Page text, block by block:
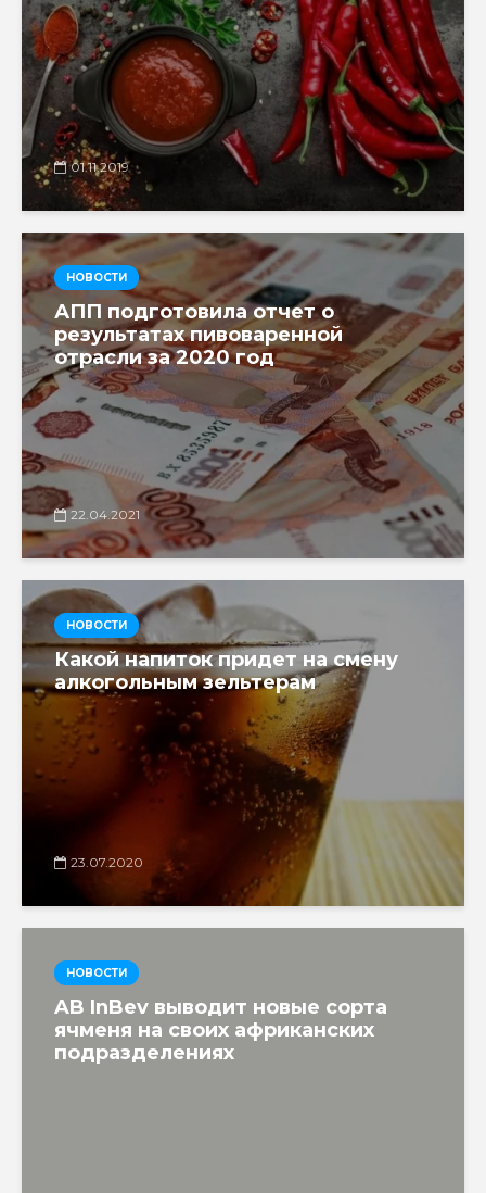
01.11.2019
НОВОСТИ
АПП подготовила отчет о
результатах пивоваренной
отрасли за 2020 год
22.04.2021
НОВОСТИ
Какой напиток придет на смену
алкогольным зельтерам
23.07.2020
НОВОСТИ
AB InBev выводит новые сорта
ячменя на своих африканских
подразделениях